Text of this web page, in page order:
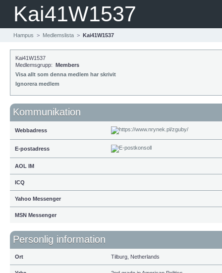
Kai41W1537
Hampus > Medlemslista > Kai41W1537
Kai41W1537
Medlemsgrupp: Members
Visa allt som denna medlem har skrivit
Ignorera medlem
Kommunikation
Webbadress
E-postadress
AOL IM
ICQ
Yahoo Messenger
MSN Messenger
Personlig information
Ort Tilburg, Netherlands